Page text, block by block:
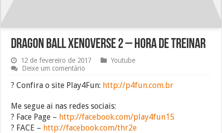
Dragon Ball Xenoverse 2 – Hora de treinar
12 de fevereiro de 2017
Youtube
Deixe um comentário
? Confira o site Play4Fun: http://p4fun.com.br
Me segue ai nas redes sociais:
? Face Page – http://facebook.com/play4fun15
? FACE – http://facebook.com/thr2e